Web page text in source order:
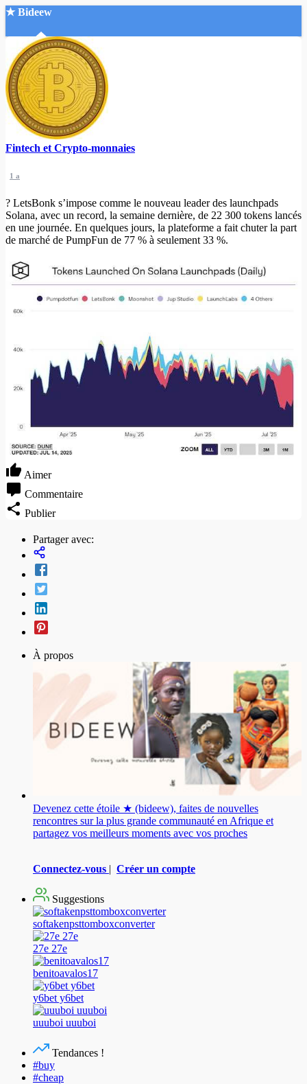
★ Bideew
Accueil
Recherche Avancée
Créer un compte
Mode nuit
Fintech et Crypto-monnaies
1 a
? LetsBonk s’impose comme le nouveau leader des launchpads
Solana, avec un record, la semaine dernière, de 22 300 tokens lancés
en une journée. En quelques jours, la plateforme a fait chuter la part
de marché de PumpFun de 77 % à seulement 33 %.
Aimer
Commentaire
Publier
Partager avec:
À propos
Devenez cette étoile ★ (bideew), faites de nouvelles
rencontres sur la plus grande communauté en Afrique et
partagez vos meilleurs moments avec vos proches
Connectez-vous | Créer un compte
Suggestions
softakenpsttomboxconverter
27e 27e
benitoavalos17
y6bet y6bet
uuuboi uuuboi
Tendances !
#buy
#cheap